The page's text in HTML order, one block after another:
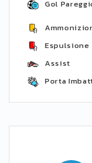
Gol
Espulsione
Assist
Porta